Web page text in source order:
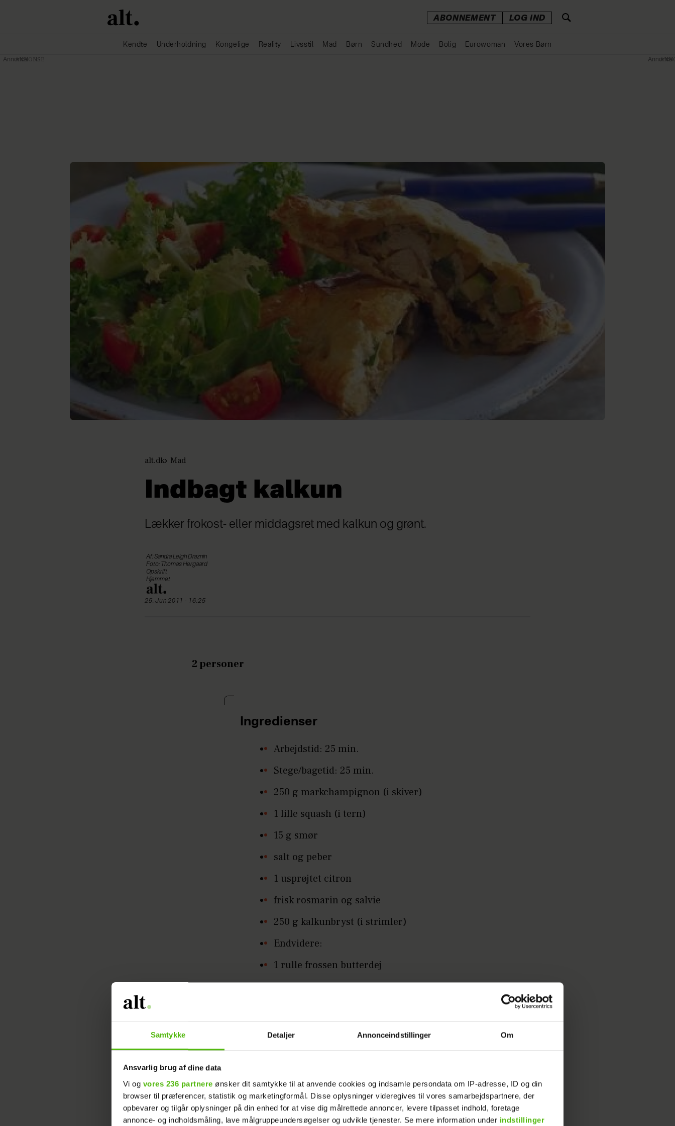
Samtykke Detaljer Annonceindstillinger Om
Ansvarlig brug af dine data
Vi og vores 236 partnere ønsker dit samtykke til at anvende cookies og indsamle persondata om IP-adresse, ID og din
browser til præferencer, statistik og marketingformål. Disse oplysninger videregives til vores samarbejdspartnere, der
opbevarer og tilgår oplysninger på din enhed for at vise dig målrettede annoncer, levere tilpasset indhold, foretage
annonce- og indholdsmåling, lave målgruppeundersøgelser og udvikle tjenester. Se mere information under indstillinger
ABONNEMENT LOG IND
Kendte Underholdning Kongelige Reality Livsstil Mad Børn Sundhed Mode Bolig Eurowoman Vores Børn
alt.dk Mad
Indbagt kalkun
Lækker frokost- eller middagsret med kalkun og grønt.
Af: Sandra Leigh Draznin
Foto: Thomas Hergaard
Opskrift
Hjemmet
25. Jun 2011 - 16:25
2 personer
Ingredienser
Arbejdstid: 25 min.
Stege/bagetid: 25 min.
250 g markchampignon (i skiver)
1 lille squash (i tern)
15 g smør
salt og peber
1 usprøjtet citron
frisk rosmarin og salvie
250 g kalkunbryst (i strimler)
Endvidere:
1 rulle frossen butterdej
1 æg
En blandet salat
Tænd ovnen på 225 grader. Steg champignoner og squash
på en pande med smør og krydr med salt og peber.
Annonce Annonce